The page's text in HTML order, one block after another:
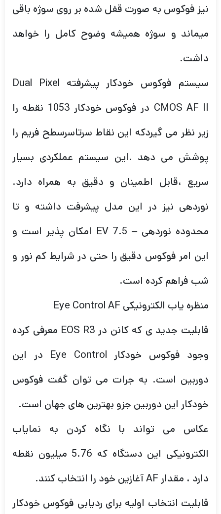
نیز فوکوس به صورت قفل شده بر روی سوژه باقی
میماند و سوژه همیشه وضوح کامل را خواهد
داشت.
سیستم فوکوس خودکار پیشرفته Dual Pixel
CMOS AF II در فوکوس خودکار 1053 نقطه را
زیر نظر می گیردکه این نقاط سرتاسرسطح فریم را
پوشش می دهد .این سیستم عملکردی بسیار
سریع ،قابل اطمینان و دقیق به همراه دارد.
نوردهی نیز در این مدل پیشرفت داشته و تا
محدوده نوردهی – EV 7.5 امکان پذیر است و
این امر فوکوس دقیق را حتی در شرایط کم نور و
شب فراهم کرده است.
منظره یاب الکترونیکی Eye Control AF
قابلیت جدید ی که کانن در EOS R3 معرفی کرده
وجود فوکوس خودکار Eye Control در این
دوربین است. به جرات می توان گفت فوکوس
خودکار این دوربین جزو بهترین های جهان است.
عکاس می تواند با نگاه کردن به نمایاب
الکترونیکی این دستگاه که 5.76 میلیون نقطه
دارد ، مقدار AF آغازین خود را انتخاب کنند.
قابلیت انتخاب اولیه برای ردیابی فوکوس خودکار